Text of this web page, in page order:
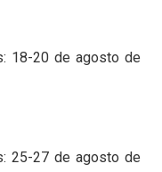
18-20 de agosto de
25-27 de agosto de